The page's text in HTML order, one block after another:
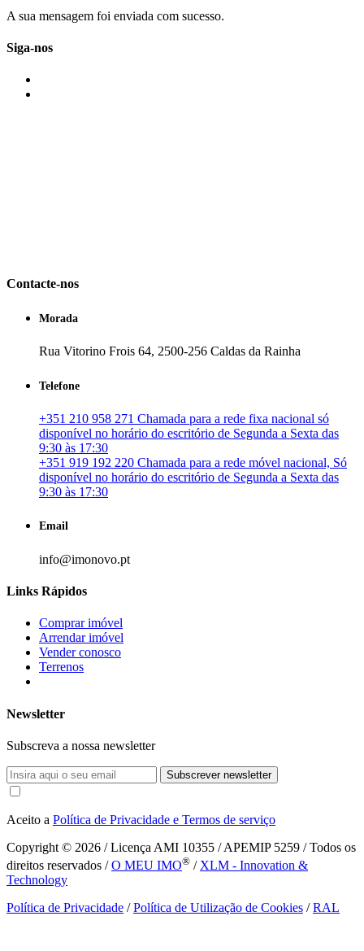
A sua mensagem foi enviada com sucesso.
Siga-nos
Contacte-nos
Morada
Rua Vitorino Frois 64, 2500-256 Caldas da Rainha
Telefone
+351 210 958 271 Chamada para a rede fixa nacional só
disponível no horário do escritório de Segunda a Sexta das
9:30 às 17:30
+351 919 192 220 Chamada para a rede móvel nacional, Só
disponível no horário do escritório de Segunda a Sexta das
9:30 às 17:30
Email
info@imonovo.pt
Links Rápidos
Comprar imóvel
Arrendar imóvel
Vender conosco
Terrenos
Newsletter
Subscreva a nossa newsletter
Subscrever newsletter
Aceito a Política de Privacidade e Termos de serviço
Copyright © 2026 / Licença AMI 10355 / APEMIP 5259 / Todos os
direitos reservados /O MEU IMO® / XLM - Innovation &
Technology
Política de Privacidade /Política de Utilização de Cookies /RAL